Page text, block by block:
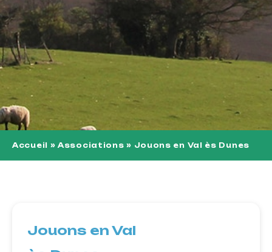
Accueil »Associations » Jouons en Val ès Dunes
Jouons en Val